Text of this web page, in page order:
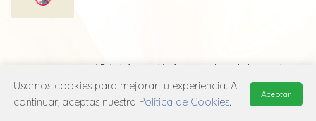
* Esta información fue tomada de Laboratorio
Farmacéutico Edifarm (ISBN: 9798281009201)
Usamos cookies para mejorar tu experiencia. Al
continuar, aceptas nuestra Política de Cookies.
Aceptar